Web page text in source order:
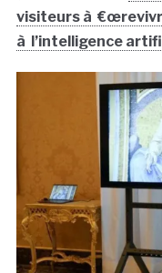
visiteurs à
à l’intelligence